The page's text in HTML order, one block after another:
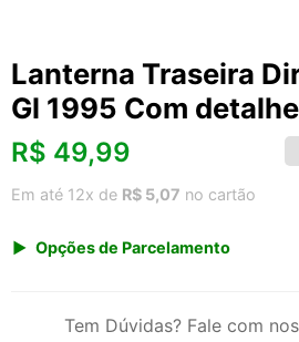
Lanterna Traseira
Gl 1995 Com
R$ 49,99
Em até 12x de R$ 5,07 no cartão
Opções de Parcelamento
2x de R$ 26,90Tem Dúvidas? Fale com